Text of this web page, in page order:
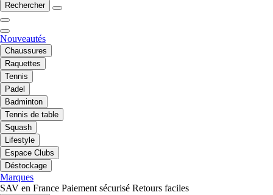
Rechercher
Nouveautés
Chaussures
Raquettes
Tennis
Padel
Badminton
Tennis de table
Squash
Lifestyle
Espace Clubs
Déstockage
Marques
SAV en France Paiement sécurisé Retours faciles